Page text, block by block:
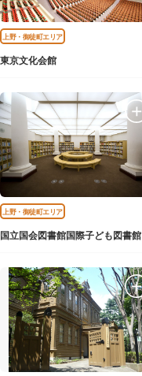
上野・御徒町エリア
東京文化会館
上野・御徒町エリア
国立国会図書館国際子ども図書館